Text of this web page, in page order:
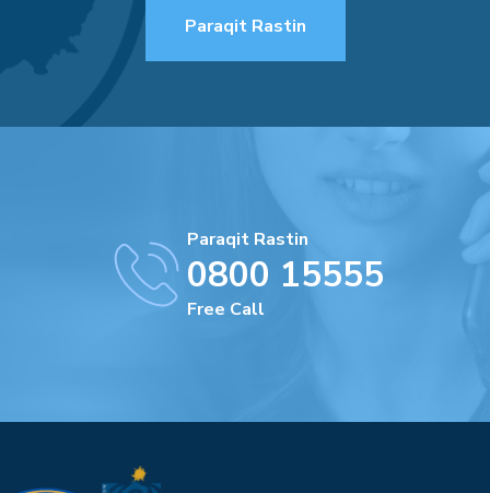
Paraqit Rastin
Paraqit Rastin
0800 15555
Free Call